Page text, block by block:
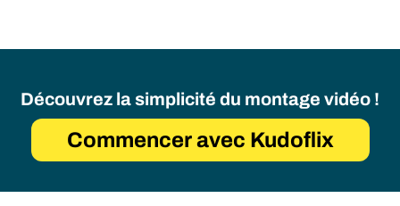
Découvrez la simplicité du montage vidéo !
Commencer avec Kudoflix